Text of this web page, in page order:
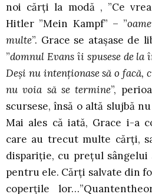
noi cărți la modă , ”Ce
Hitler ”Mein Kampf” – ”
multe”. Grace se atașase de
”domnul Evans îi spusese de la
Deși nu intenționase să o facă,
nu voia să se termine”,
scursese, însă o altă slujbă
Mai ales că iată, Grace i-a
care au trecut multe cărți,
dispariție, cu prețul
pentru ele. Cărți salvate din
coperțile